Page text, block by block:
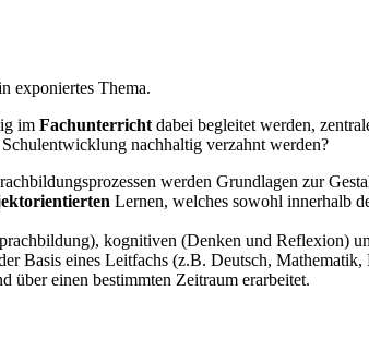
exponiertes Thema.
im Fachunterricht dabei begleitet werden,
nachhaltig verzahnt werden?
werden Grundlagen zur
Lernen, welches sowohl innerhalb
kognitiven (Denken und Reflexion)
Basis eines Leitfachs (z.B. Deutsch,
über einen bestimmten Zeitraum erarbeitet.